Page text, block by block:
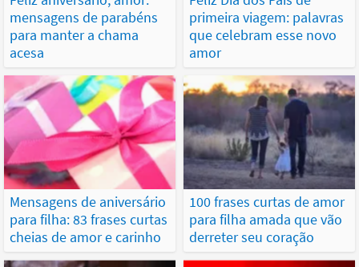
mensagens de parabéns
para manter a chama
acesa
primeira viagem: palavras
que celebram esse novo
amor
Mensagens de aniversário
para filha: 83 frases curtas
cheias de amor e carinho
100 frases curtas de amor
para filha amada que vão
derreter seu coração